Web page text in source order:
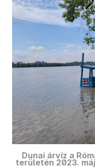
Dunai árvíz a
területén 2023.